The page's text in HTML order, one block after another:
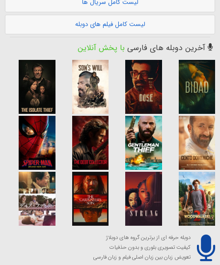
لیست کامل سریال ها
لیست کامل فیلم های دوبله
آخرین دوبله های فارسی با پخش آنلاین
دوبله حرفه ای از برترین گروه های دوبلاژ
کیفیت تصویری بلوری و بدون حذفیات
تعویض زبان بین زبان اصلی فیلم و زبان فارسی